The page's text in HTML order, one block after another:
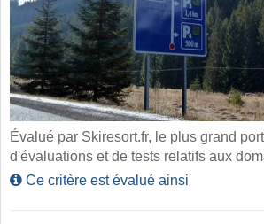
Évalué par Skiresort.fr, le plus grand
d'évaluations et de tests relatifs aux
Ce critère est évalué ainsi